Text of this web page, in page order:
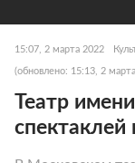
15:07, 2 марта 2022
(обновлено: 15:13, 2
Театр